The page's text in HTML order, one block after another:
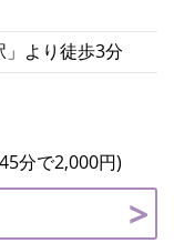
より徒歩3分
分で2,000円)